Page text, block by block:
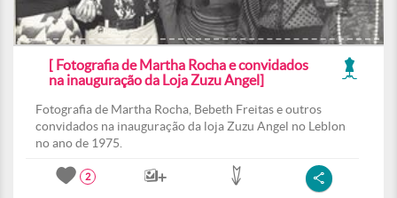
[ Fotografia de Martha Rocha e convidados
na inauguração da Loja Zuzu Angel]
Fotografia de Martha Rocha, Bebeth Freitas e outros
convidados na inauguração da loja Zuzu Angel no Leblon
no ano de 1975.
2